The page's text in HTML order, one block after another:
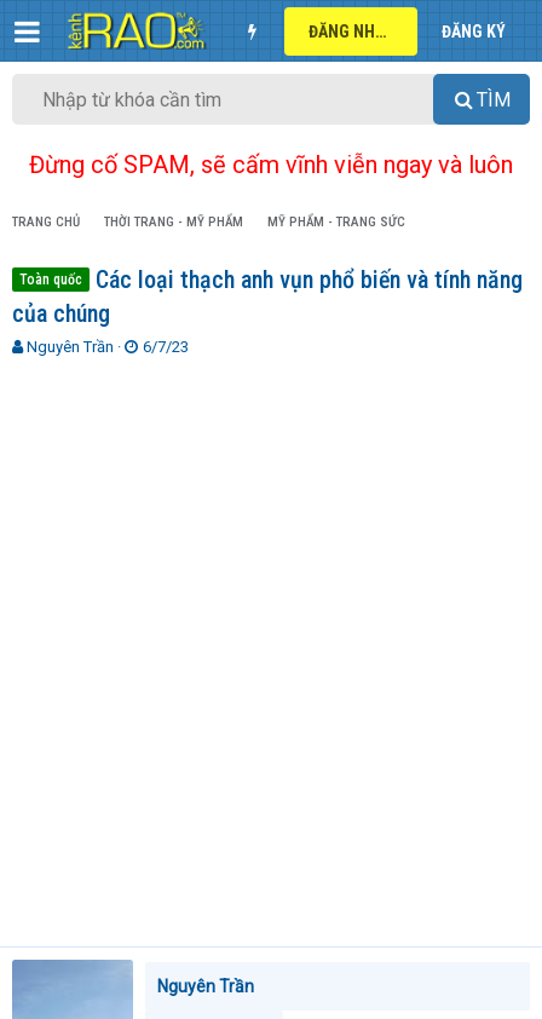
ĐĂNG NHẬP ĐĂNG KÝ
TÌM
Đừng cố SPAM, sẽ cấm vĩnh viễn ngay và luôn
TRANG CHỦ THỜI TRANG - MỸ PHẨM MỸ PHẨM - TRANG SỨC
Toàn quốc
Các loại thạch anh vụn phổ biến và tính năng
của chúng
T
Nguyên Trần
N
6/7/23
Nguyên Trần